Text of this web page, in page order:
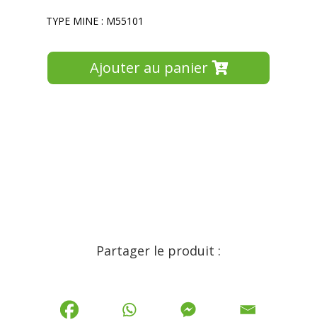
TYPE MINE : M55101
Ajouter au panier
Partager le produit :